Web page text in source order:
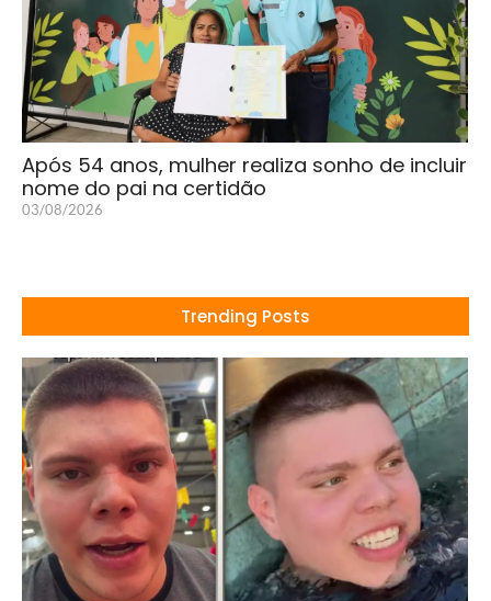
Após 54 anos, mulher realiza sonho de incluir
nome do pai na certidão
03/08/2026
Trending Posts